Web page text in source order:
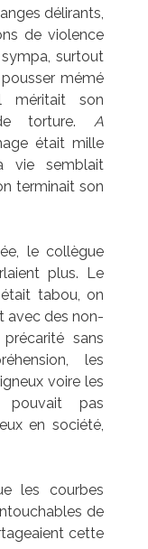
délirants,
de violence
surtout
mémé
méritait son
de torture.A
était mille
vie semblait
terminait son
le collègue
plus. Le
tabou, on
avec des non-
sans
les
voire les
pouvait pas
en société,
les courbes
de
cette